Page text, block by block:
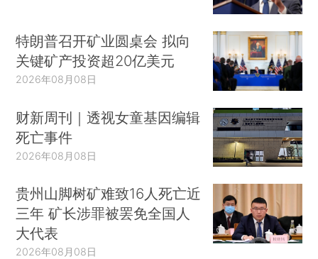
特朗普召开矿业圆桌会 拟向
关键矿产投资超20亿美元
2026年08月08日
财新周刊｜透视女童基因编辑
死亡事件
2026年08月08日
贵州山脚树矿难致16人死亡近
三年 矿长涉罪被罢免全国人
大代表
2026年08月08日